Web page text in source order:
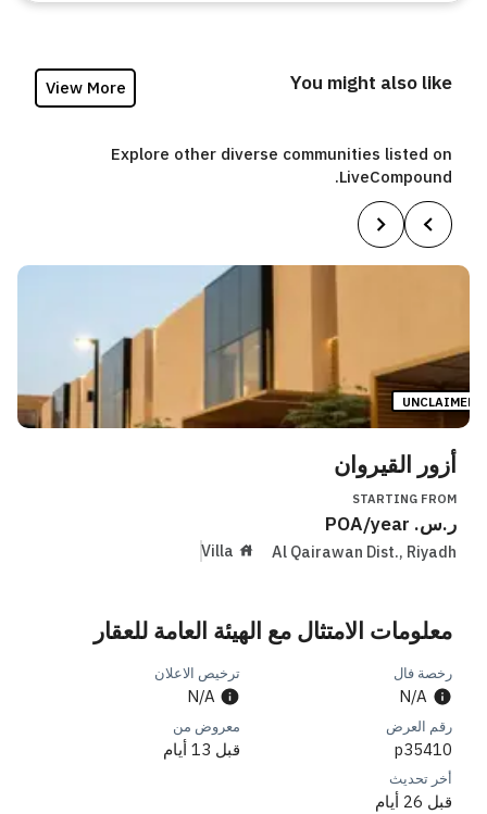
You might also like
View More
Explore other diverse communities listed on
LiveCompound.
UNCLAIMED
أزور القيروان
STARTING FROM
ر.س. POA/year
Al Qairawan Dist., Riyadh
Villa
معلومات الامتثال مع الهيئة العامة للعقار
رخصة فال
N/A
ترخيص الاعلان
N/A
رقم العرض
p35410
معروض من
قبل 13 أيام
أخر تحديث
قبل 26 أيام